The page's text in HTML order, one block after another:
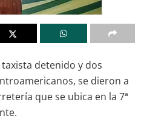
taxista detenido y dos
se dieron a
que se ubica en la 7ª